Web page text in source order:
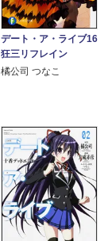
デート・ア・ライブ16
狂三リフレイン
橘公司 つなこ